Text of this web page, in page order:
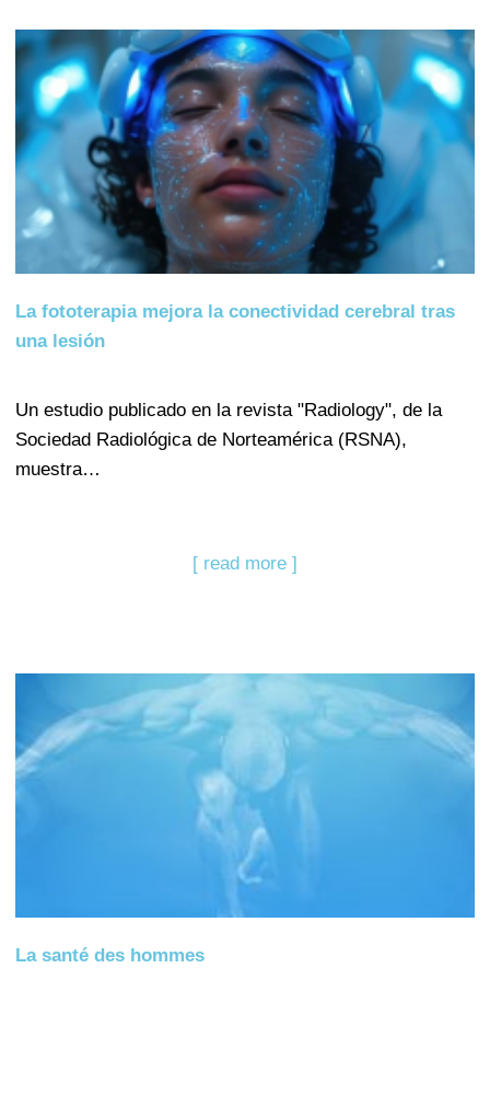
La fototerapia mejora la conectividad cerebral tras
una lesión
Un estudio publicado en la revista "Radiology", de la
Sociedad Radiológica de Norteamérica (RSNA),
muestra…
[ read more ]
La santé des hommes